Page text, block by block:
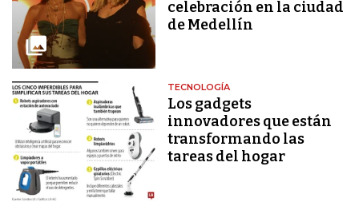
celebración en la ciudad
de Medellín
TECNOLOGÍA
Los gadgets
innovadores que están
transformando las
tareas del hogar